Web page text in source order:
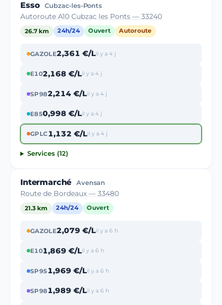
Esso Cubzac-les-Ponts
Autoroute A10 Cubzac les Ponts — 33240
26.7 km 24h/24 Ouvert Autoroute
GAZOLE2,361 €/Lil y a 4 j
E102,168 €/Lil y a 4 j
SP982,214 €/Lil y a 4 j
E850,998 €/Lil y a 4 j
GPLC1,132 €/Lil y a 4 j
Services (12)
Intermarché Avensan
Route de Bordeaux — 33480
21.3 km 24h/24 Ouvert
GAZOLE2,079 €/Lil y a 6 h
E101,869 €/Lil y a 6 h
SP951,969 €/Lil y a 6 h
SP981,989 €/Lil y a 6 h